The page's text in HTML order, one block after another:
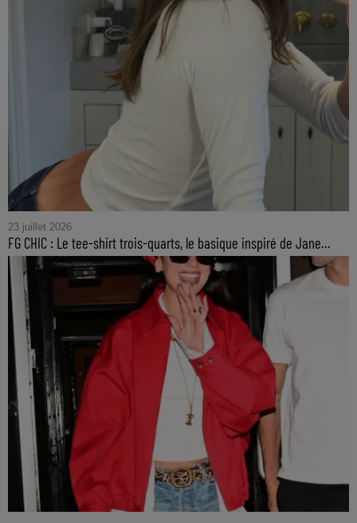
23 juillet 2026
FG CHIC : Le tee-shirt trois-quarts, le basique inspiré de Jane...